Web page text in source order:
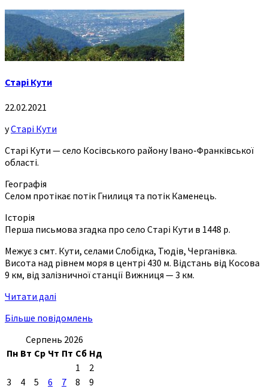
Старі Кути
22.02.2021
уСтарі Кути
Старі Кути — село Косівського району Івано-Франківської
області.
Географія
Селом протікає потік Гнилиця та потік Каменець.
Історія
Перша письмова згадка про село Старі Кути в 1448 р.
Межує з смт. Кути, селами Слобідка, Тюдів, Черганівка.
Висота над рівнем моря в центрі 430 м. Відстань від Косова
9 км, від залізничної станції Вижниця — 3 км.
Читати далі
Більше повідомлень
Серпень 2026
Пн Вт Ср Чт Пт Сб Нд
1
2
3
4 5 6 7 8
9